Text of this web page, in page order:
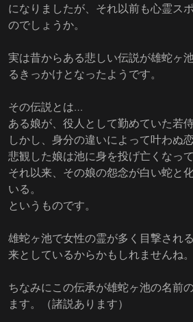
になりましたが、それ以前も心霊ス
のでしょうか。
実は昔からある悲しい伝説が雄蛇ヶ
るきっかけとなったようです。
その伝説とは…
ある娘が、役人として勤めていた若
しかし、身分の違いによって叶わぬ
悲観した娘は池に身を投げ亡くなっ
それ以来、その娘の怨念が白い蛇と
いる。
というものです。
雄蛇ヶ池で女性の霊が多く目撃され
来としているからかもしれませんね。
ちなみにこの伝承が雄蛇ヶ池の名前
ます。（諸説あります）